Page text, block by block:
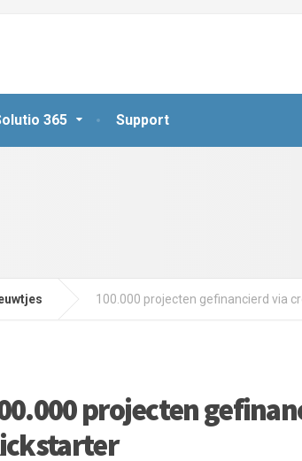
365 Support
100.000 projecten gefinancierd via
projecten